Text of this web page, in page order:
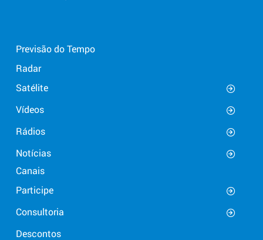
Previsão do Tempo
Radar
Satélite
Vídeos
Rádios
Notícias
Canais
Participe
Consultoria
Descontos